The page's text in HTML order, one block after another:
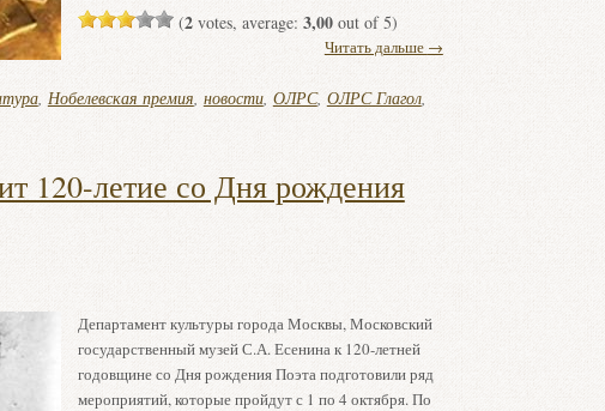
(2votes, average: 3,00out of 5)
Читать дальше →
, Нобелевская премия, новости, ОЛРС, ОЛРС Глагол,
120-летие со Дня рождения
Департамент культуры города Москвы, Московский
государственный музей С.А. Есенина к 120-летней
годовщине со Дня рождения Поэта подготовили ряд
мероприятий, которые пройдут с 1 по 4 октября. По